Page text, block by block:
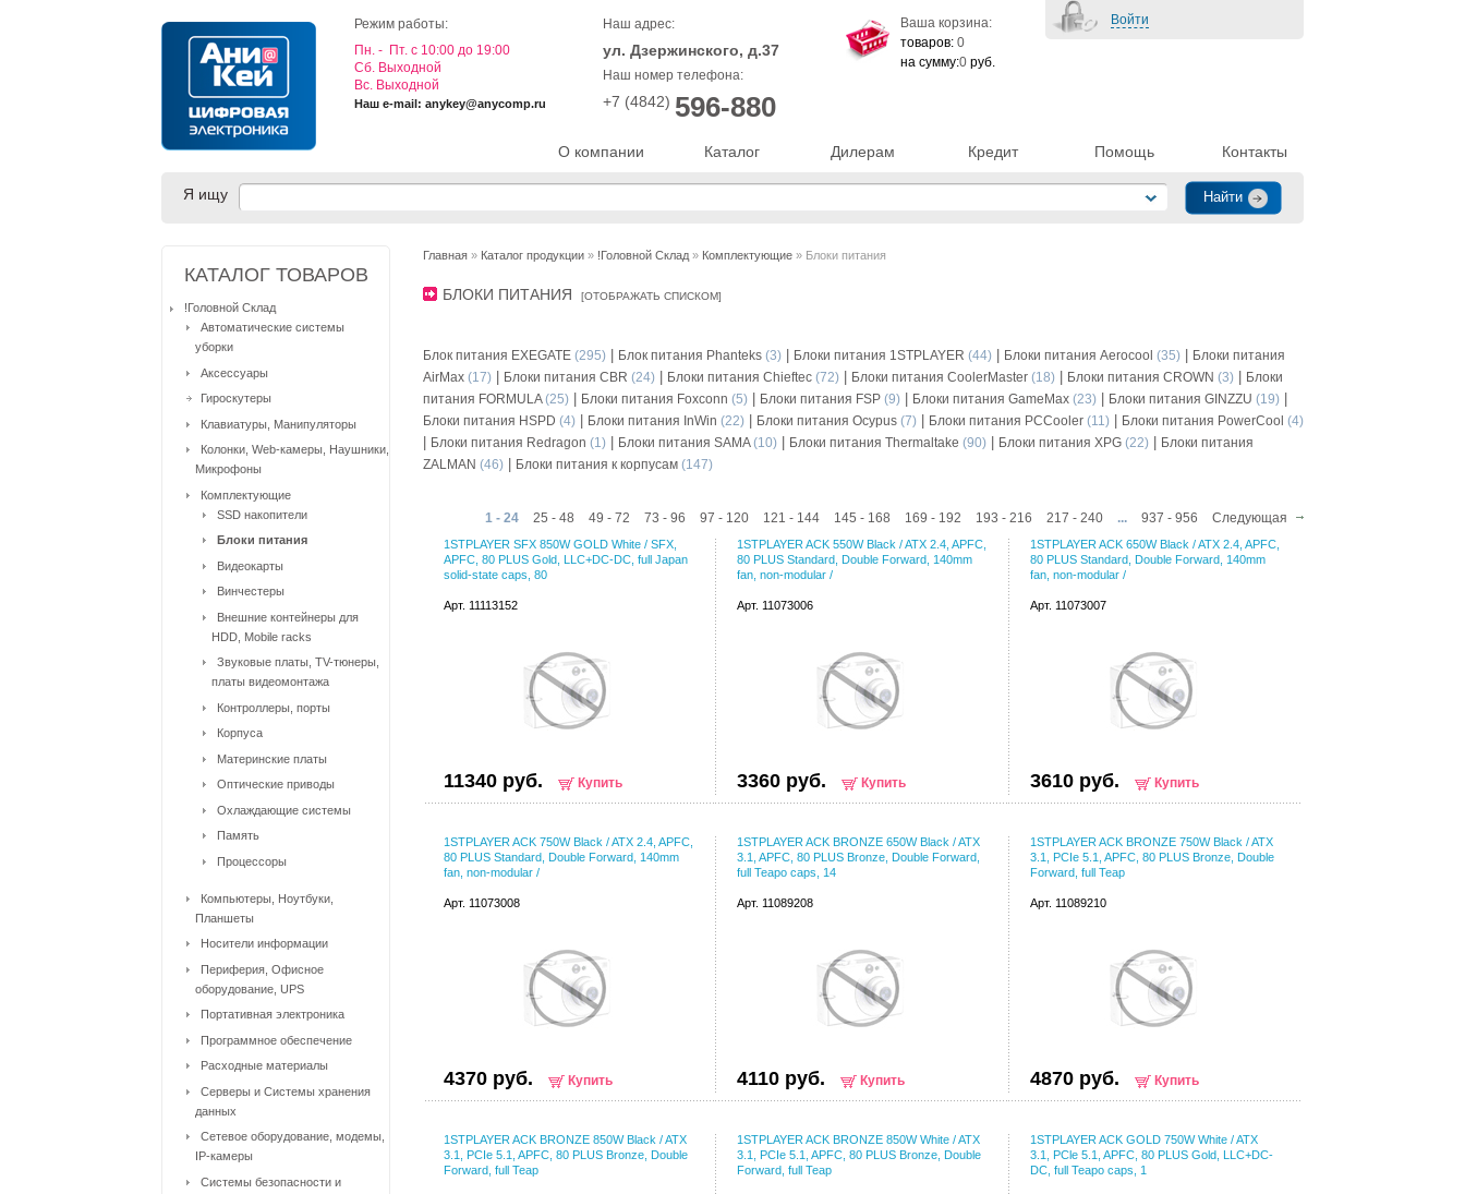
О компании Каталог Дилерам Кредит Помощь Контакты
Режим работы:
Пн. - Пт. с 10:00 до 19:00
Cб. Выходной
Вс. Выходной
Наш e-mail: anykey@anycomp.ru
Наш адрес:
ул. Дзержинского, д.37
Наш номер телефона:
+7 (4842) 596-880
Войти
Ваша корзина:
товаров: 0
на сумму:0 руб.
Я ищу
Главная » Каталог продукции » !Головной Склад » Комплектующие » Блоки питания
БЛОКИ ПИТАНИЯ [ОТОБРАЖАТЬ СПИСКОМ]
Блок питания EXEGATE (295) Блок питания Phanteks (3) Блоки питания 1STPLAYER (44) Блоки питания Aerocool (35)
Блоки питания
AirMax (17) Блоки питания CBR (24) Блоки питания Chieftec (72) Блоки питания CoolerMaster (18) Блоки питания CROWN (3)
Блоки
питания FORMULA(25) Блоки питания Foxconn (5) Блоки питания FSP (9) Блоки питания GameMax (23) Блоки питания GINZZU (19)
Блоки питания HSPD (4) Блоки питания InWin (22) Блоки питания Ocypus (7) Блоки питания PCCooler (11) Блоки питания PowerCool (4)
Блоки питания Redragon (1) Блоки питания SAMA(10) Блоки питания Thermaltake (90) Блоки питания XPG (22)
Блоки питания
ZALMAN (46) Блоки питания к корпусам (147)
1 - 24 25 - 48 49 - 72 73 - 96 97 - 120 121 - 144 145 - 168 169 - 192 193 - 216 217 - 240 ... 937 - 956 Следующая
1STPLAYER SFX 850W GOLD White / SFX,
APFC, 80 PLUS Gold, LLC+DC-DC, full Japan
solid-state caps, 80
Арт. 11113152
11340 руб. Купить
1STPLAYER ACK 550W Black / ATX 2.4, APFC,
80 PLUS Standard, Double Forward, 140mm
fan, non-modular /
Арт. 11073006
3360 руб. Купить
1STPLAYER ACK 650W Black / ATX 2.4, APFC,
80 PLUS Standard, Double Forward, 140mm
fan, non-modular /
Арт. 11073007
3610 руб. Купить
1STPLAYER ACK 750W Black / ATX 2.4, APFC,
80 PLUS Standard, Double Forward, 140mm
fan, non-modular /
Арт. 11073008
4370 руб. Купить
1STPLAYER ACK BRONZE 650W Black / ATX
3.1, APFC, 80 PLUS Bronze, Double Forward,
full Teapo caps, 14
Арт. 11089208
4110 руб. Купить
1STPLAYER ACK BRONZE 750W Black / ATX
3.1, PCIe 5.1, APFC, 80 PLUS Bronze, Double
Forward, full Teap
Арт. 11089210
4870 руб. Купить
1STPLAYER ACK BRONZE 850W Black / ATX
3.1, PCIe 5.1, APFC, 80 PLUS Bronze, Double
Forward, full Teap
1STPLAYER ACK BRONZE 850W White / ATX
3.1, PCIe 5.1, APFC, 80 PLUS Bronze, Double
Forward, full Teap
1STPLAYER ACK GOLD 750W White / ATX
3.1, PCle 5.1, APFC, 80 PLUS Gold, LLC+DC-
DC, full Teapo caps, 1
КАТАЛОГ ТОВАРОВ
!Головной Склад
Автоматические системы
уборки
Аксессуары
Гироскутеры
Клавиатуры, Манипуляторы
Колонки, Web-камеры, Наушники,
Микрофоны
Комплектующие
SSD накопители
Блоки питания
Видеокарты
Винчестеры
Внешние контейнеры для
HDD, Mobile racks
Звуковые платы, TV-тюнеры,
платы видеомонтажа
Контроллеры, порты
Корпуса
Материнские платы
Оптические приводы
Охлаждающие системы
Память
Процессоры
Компьютеры, Ноутбуки,
Планшеты
Носители информации
Периферия, Офисное
оборудование, UPS
Портативная электроника
Программное обеспечение
Расходные материалы
Серверы и Системы хранения
данных
Сетевое оборудование, модемы,
IP-камеры
Системы безопасности и